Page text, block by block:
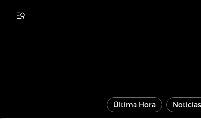
Última Hora Noticias